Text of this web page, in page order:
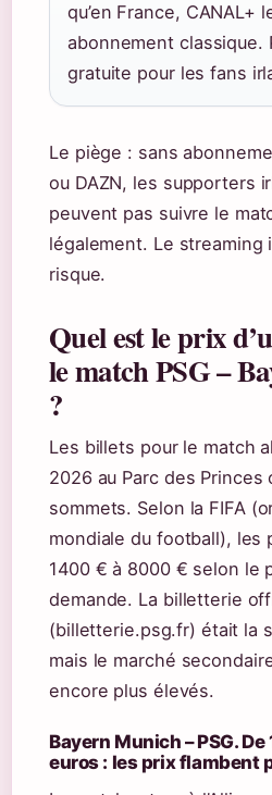
qu’en France, CANAL+
abonnement classique.
gratuite pour les fans
Le piège : sans
ou DAZN, les supporters
peuvent pas suivre le
légalement. Le streaming
risque.
Quel est le prix
le match PSG –
?
Les billets pour le match
2026 au Parc des
sommets. Selon la FIFA
mondiale du football), les
1400 € à 8000 € selon le
demande. La billetterie
(billetterie.psg.fr) était la
mais le marché
encore plus élevés.
Bayern Munich – PSG.
euros : les prix flambent